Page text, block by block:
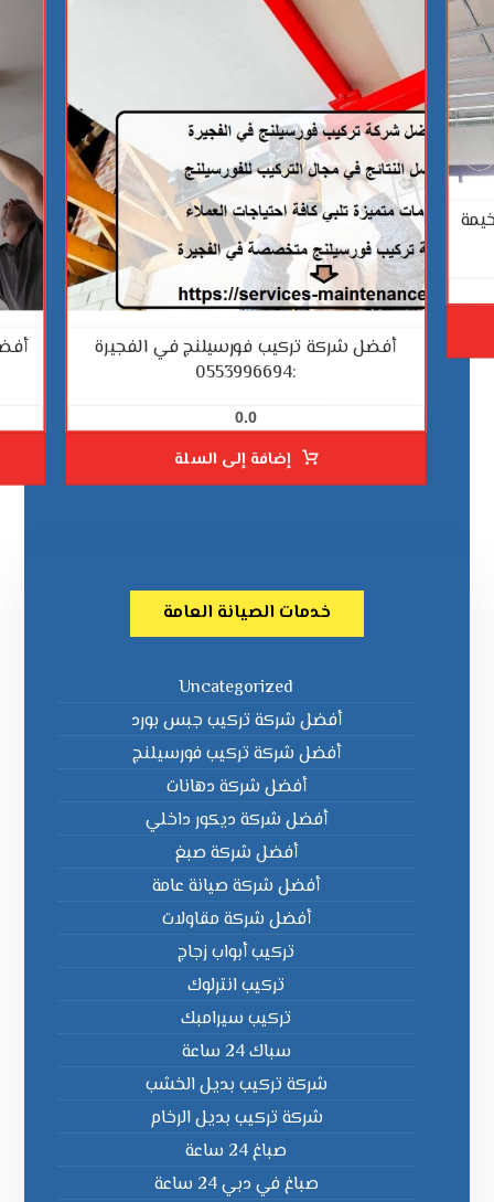
أفضل شركة تركيب فورسيلنج في الفجيرة
:0553996694
0.0
إضافة إلى السلة
خدمات الصيانة العامة
Uncategorized
أفضل شركة تركيب جبس بورد
أفضل شركة تركيب فورسيلنج
أفضل شركة دهانات
أفضل شركة ديكور داخلي
أفضل شركة صبغ
أفضل شركة صيانة عامة
أفضل شركة مقاولات
تركيب أبواب زجاج
تركيب انترلوك
تركيب سيرامبك
سباك 24 ساعة
شركة تركيب بديل الخشب
شركة تركيب بديل الرخام
صباغ 24 ساعة
صباغ في دبي 24 ساعة